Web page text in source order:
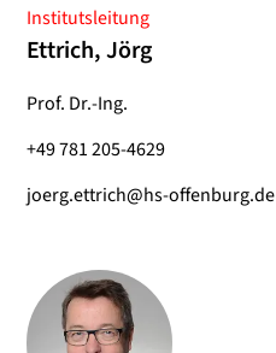
Institutsleitung
Ettrich, Jörg
Prof. Dr.-Ing.
+49 781 205-4629
joerg.ettrich@hs-offenburg.de